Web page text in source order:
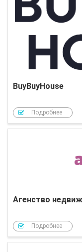
BuyBuyHouse
Подробнее
Агенство
Подробнее